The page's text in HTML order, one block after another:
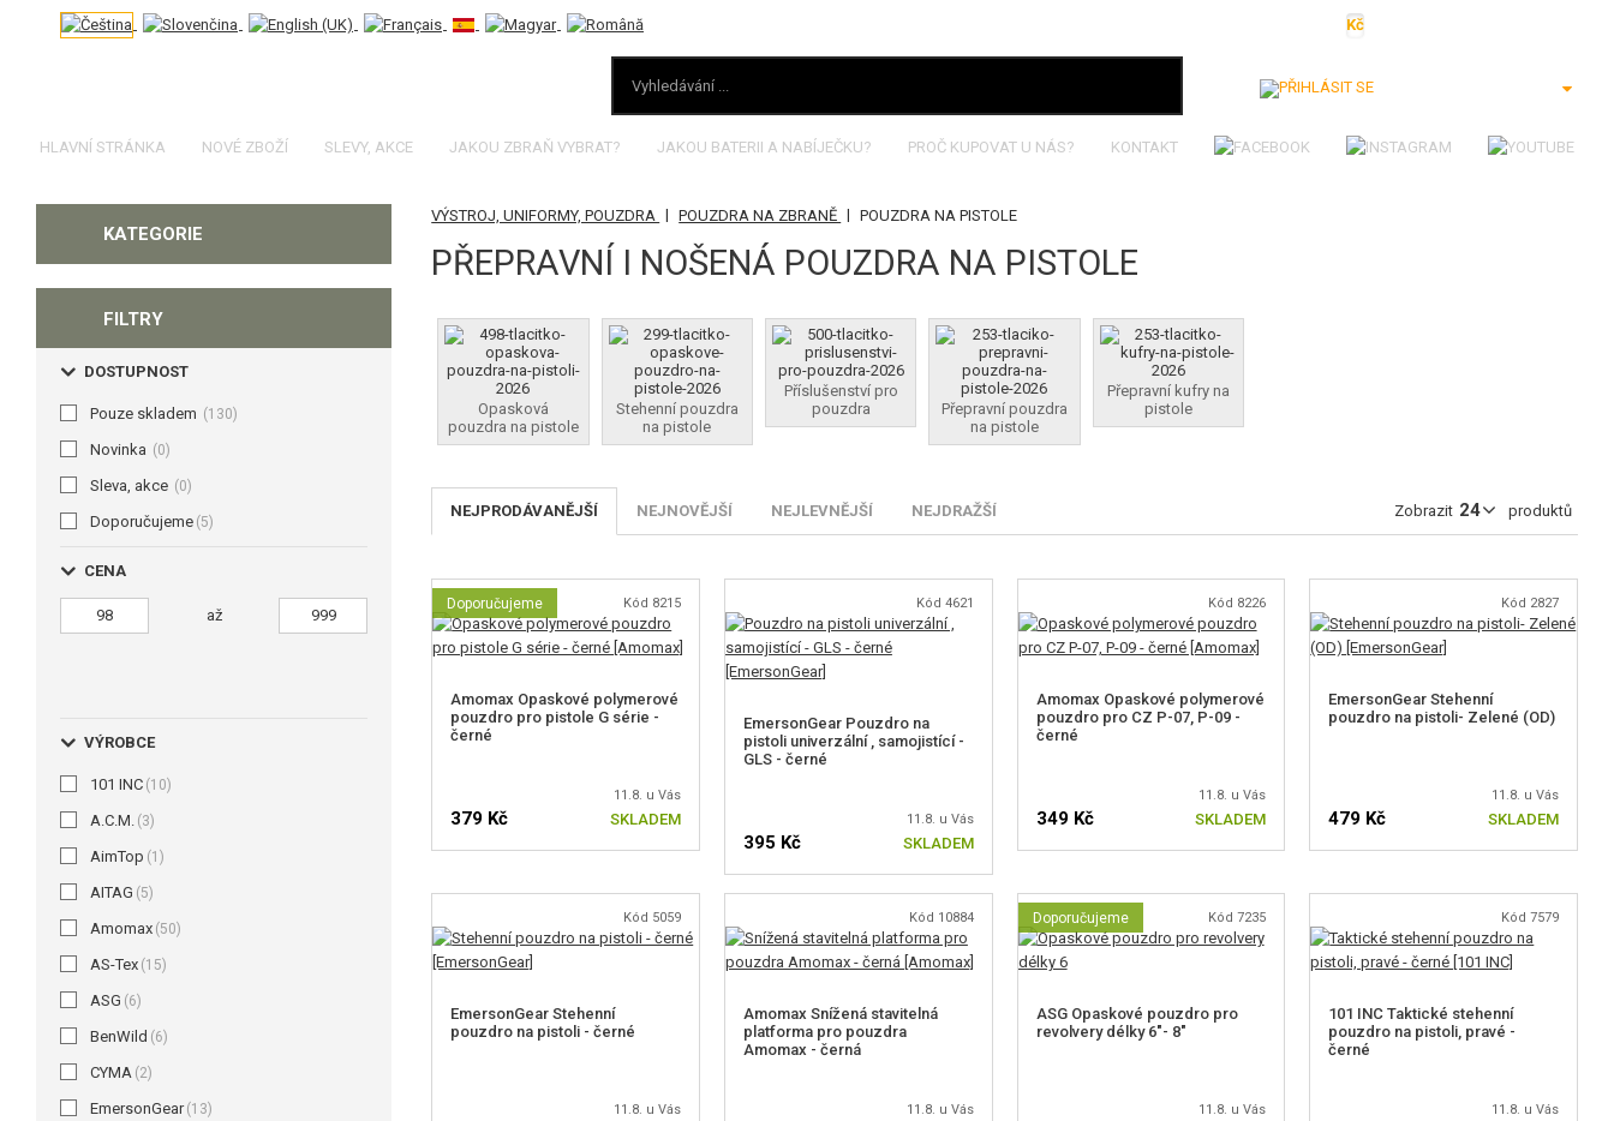
Kč
HLAVNÍ STRÁNKA NOVÉ ZBOŽÍ SLEVY, AKCE JAKOU ZBRAŇ VYBRAT? JAKOU BATERII A NABÍJEČKU? PROČ KUPOVAT U NÁS? KONTAKT
KATEGORIE
FILTRY
DOSTUPNOST
Pouze skladem (130)
Novinka (0)
Sleva, akce (0)
Doporučujeme (5)
CENA
až
VÝROBCE
101 INC (10)
A.C.M. (3)
AimTop (1)
AITAG (5)
Amomax (50)
AS-Tex (15)
ASG (6)
BenWild (6)
CYMA (2)
EmersonGear (13)
VÝSTROJ, UNIFORMY, POUZDRA | POUZDRA NA ZBRANĚ | POUZDRA NA PISTOLE
PŘEPRAVNÍ I NOŠENÁ POUZDRA NA PISTOLE
Opasková
pouzdra na pistole
Stehenní pouzdra
na pistole
Příslušenství pro
pouzdra
Přepravní pouzdra
na pistole
Přepravní kufry na
pistole
Zobrazit produktů
NEJPRODÁVANĚJŠÍ NEJNOVĚJŠÍ NEJLEVNĚJŠÍ NEJDRAŽŠÍ
Doporučujeme Kód 8215
Amomax Opaskové polymerové
pouzdro pro pistole G série -
černé
11.8. u Vás
379 Kč SKLADEM
Kód 4621
EmersonGear Pouzdro na
pistoli univerzální , samojistící -
GLS - černé
11.8. u Vás
395 Kč SKLADEM
Kód 8226
Amomax Opaskové polymerové
pouzdro pro CZ P-07, P-09 -
černé
11.8. u Vás
349 Kč SKLADEM
Kód 2827
EmersonGear Stehenní
pouzdro na pistoli- Zelené (OD)
11.8. u Vás
479 Kč SKLADEM
Kód 5059
EmersonGear Stehenní
pouzdro na pistoli - černé
11.8. u Vás
Kód 10884
Amomax Snížená stavitelná
platforma pro pouzdra
Amomax - černá
11.8. u Vás
Doporučujeme Kód 7235
ASG Opaskové pouzdro pro
revolvery délky 6"- 8"
11.8. u Vás
Kód 7579
101 INC Taktické stehenní
pouzdro na pistoli, pravé -
černé
11.8. u Vás